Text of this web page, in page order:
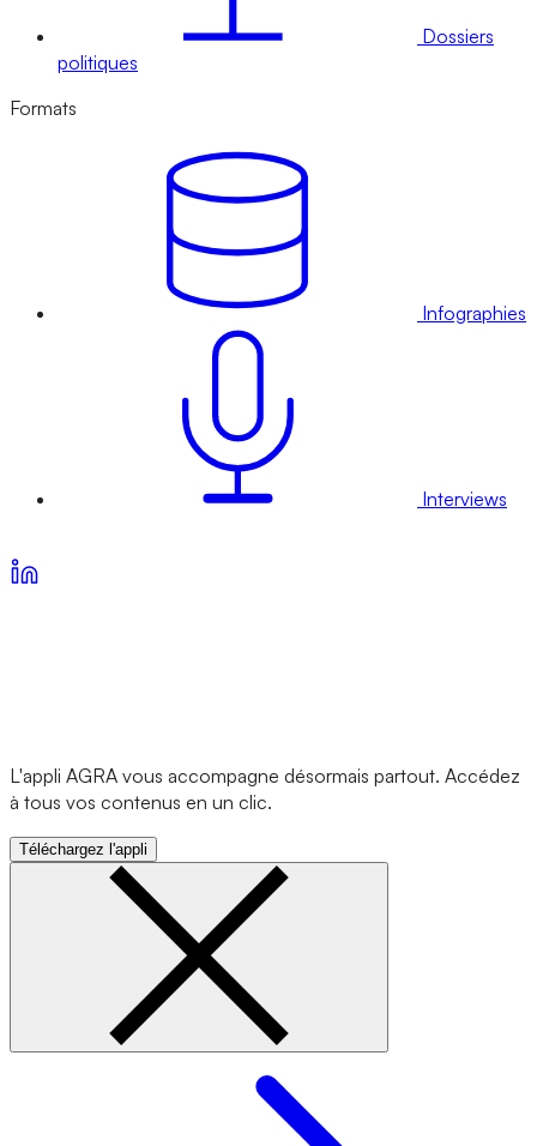
Dossiers
politiques
Formats
Infographies
Interviews
L'appli AGRA vous accompagne désormais partout. Accédez
à tous vos contenus en un clic.
Téléchargez l'appli